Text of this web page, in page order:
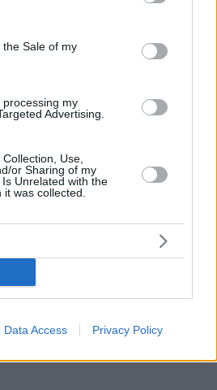
Google and its third-party tags to
purposes in below Google
Sale of my
my
Advertising.
Use,
or Sharing of my
Unrelated with the
was collected.
Data Access Privacy Policy
Γάζα: Δεν αποσύρουμε τον
εντελώς η Χαμάς
κατοίκους για ετοιμότητα:
σε δασικές περιοχές της
κινδύνου εκδήλωσης
την καρδιά – 30 γρ. την